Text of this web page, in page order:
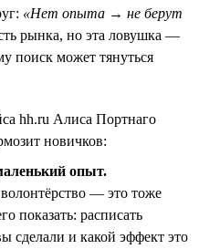
«Нет опыта → не берут
рынка, но эта ловушка —
поиск может тянуться
hh.ru Алиса Портнаго
новичков:
опыт.
— это тоже
показать: расписать
сделали и какой эффект это